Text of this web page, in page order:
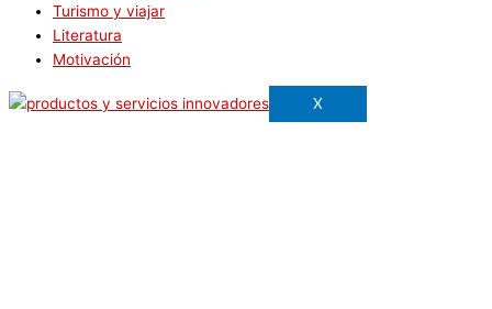
Turismo y viajar
Literatura
Motivación
X